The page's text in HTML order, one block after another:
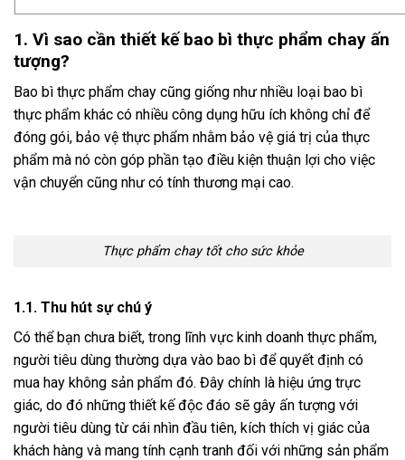
1. Vì sao cần thiết kế bao bì thực phẩm chay ấn
tượng?
Bao bì thực phẩm chay cũng giống như nhiều loại bao bì
thực phẩm khác có nhiều công dụng hữu ích không chỉ để
đóng gói, bảo vệ thực phẩm nhằm bảo vệ giá trị của thực
phẩm mà nó còn góp phần tạo điều kiện thuận lợi cho việc
vận chuyển cũng như có tính thương mại cao.
Thực phẩm chay tốt cho sức khỏe
1.1. Thu hút sự chú ý
Có thể bạn chưa biết, trong lĩnh vực kinh doanh thực phẩm,
người tiêu dùng thường dựa vào bao bì để quyết định có
mua hay không sản phẩm đó. Đây chính là hiệu ứng trực
giác, do đó những thiết kế độc đáo sẽ gây ấn tượng với
người tiêu dùng từ cái nhìn đầu tiên, kích thích vị giác của
khách hàng và mang tính cạnh tranh đối với những sản phẩm